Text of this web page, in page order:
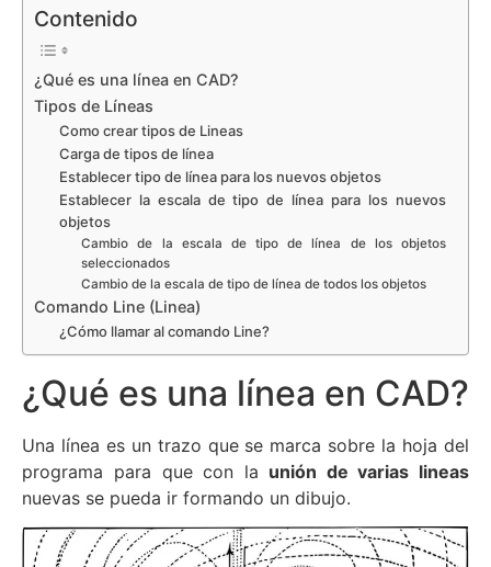
Contenido
¿Qué es una línea en CAD?
Tipos de Líneas
Como crear tipos de Lineas
Carga de tipos de línea
Establecer tipo de línea para los nuevos objetos
Establecer la escala de tipo de línea para los nuevos
objetos
Cambio de la escala de tipo de línea de los objetos
seleccionados
Cambio de la escala de tipo de línea de todos los objetos
Comando Line (Linea)
¿Cómo llamar al comando Line?
¿Qué es una línea en CAD?
Una línea es un trazo que se marca sobre la hoja del
programa para que con la unión de varias lineas
nuevas se pueda ir formando un dibujo.